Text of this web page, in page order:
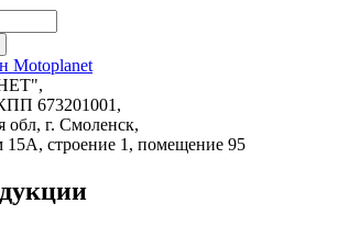
673201001,
обл, г. Смоленск,
строение 1, помещение 95